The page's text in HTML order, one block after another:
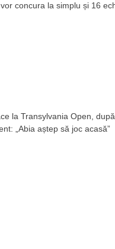
concura la simplu și 16
la Transylvania Open, după
„Abia aștep să joc acasă”